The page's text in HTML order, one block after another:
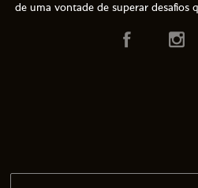
de uma vontade de superar desafios